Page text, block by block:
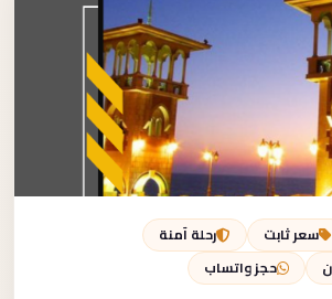
احجز الآن سعر ثابت
رحلة آمنة
حجز واتساب